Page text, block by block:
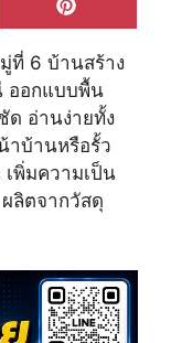
Share
on
P
i
t
e
e
s
t
ที่ 6 บ้านสร้าง
ออกแบบพื้น
ด อ่านง่ายทั้ง
าบ้านหรือรั้ว
พิ่มความเป็น
ลิตจากวัสดุ